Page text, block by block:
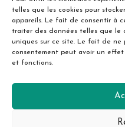
telles que les cookies pour
appareils. Le fait de consentir à
traiter des données telles que le
uniques sur ce site. Le fait de ne
consentement peut avoir un
et fonctions.
Accueil